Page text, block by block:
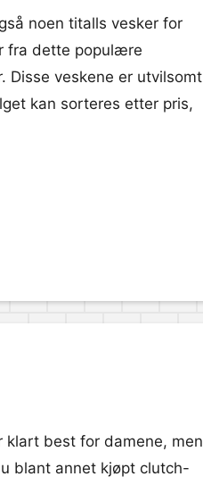
noen titalls vesker for
fra dette populære
Disse veskene er utvilsomt
kan sorteres etter pris,
best for damene, men
blant annet kjøpt clutch-